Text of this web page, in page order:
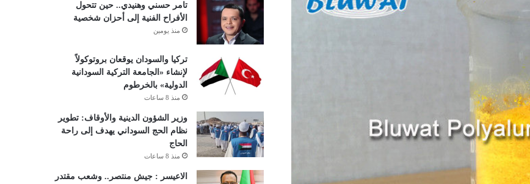
تامر حسني وهنيدي.. حين تتحول
الأفراح الفنية إلى أحزان شخصية
منذ يومين
تركيا والسودان يوقعان بروتوكولاً
لإنشاء «الجامعة التركية السودانية
الدولية» بالخرطوم
منذ 8 ساعات
وزير الشؤون الدينية والأوقاف: تطوير
نظام الحج السوداني يهدف إلى راحة
الحاج
منذ 8 ساعات
الاعيسر : جيش منتصر.. وشعب مقتدر